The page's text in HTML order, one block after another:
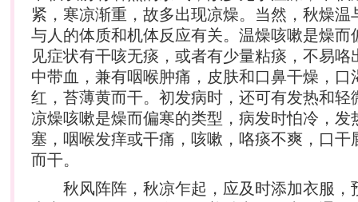
紧，寒凉渐重，故多出现凉燥。当然，秋燥温
与人的体质和机体反应有关。温燥咳嗽是燥而
见症状有干咳无痰，或者有少量粘痰，不易咯
中带血，兼有咽喉肿痛，皮肤和口鼻干燥，口
红，苔薄黄而干。初发病时，还可有发热和轻
凉燥咳嗽是燥而偏寒的类型，病发时怕冷，发
塞，咽喉发痒或干痛，咳嗽，咯痰不爽，口干
而干。
秋风阵阵，秋凉乍起，应及时添加衣服，